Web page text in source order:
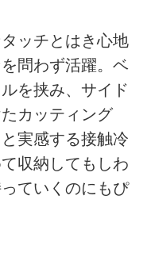
ッチとはき心地
問わず活躍。ベ
を挟み、サイド
カッティング
実感する接触冷
収納してもしわ
ていくのにもぴ